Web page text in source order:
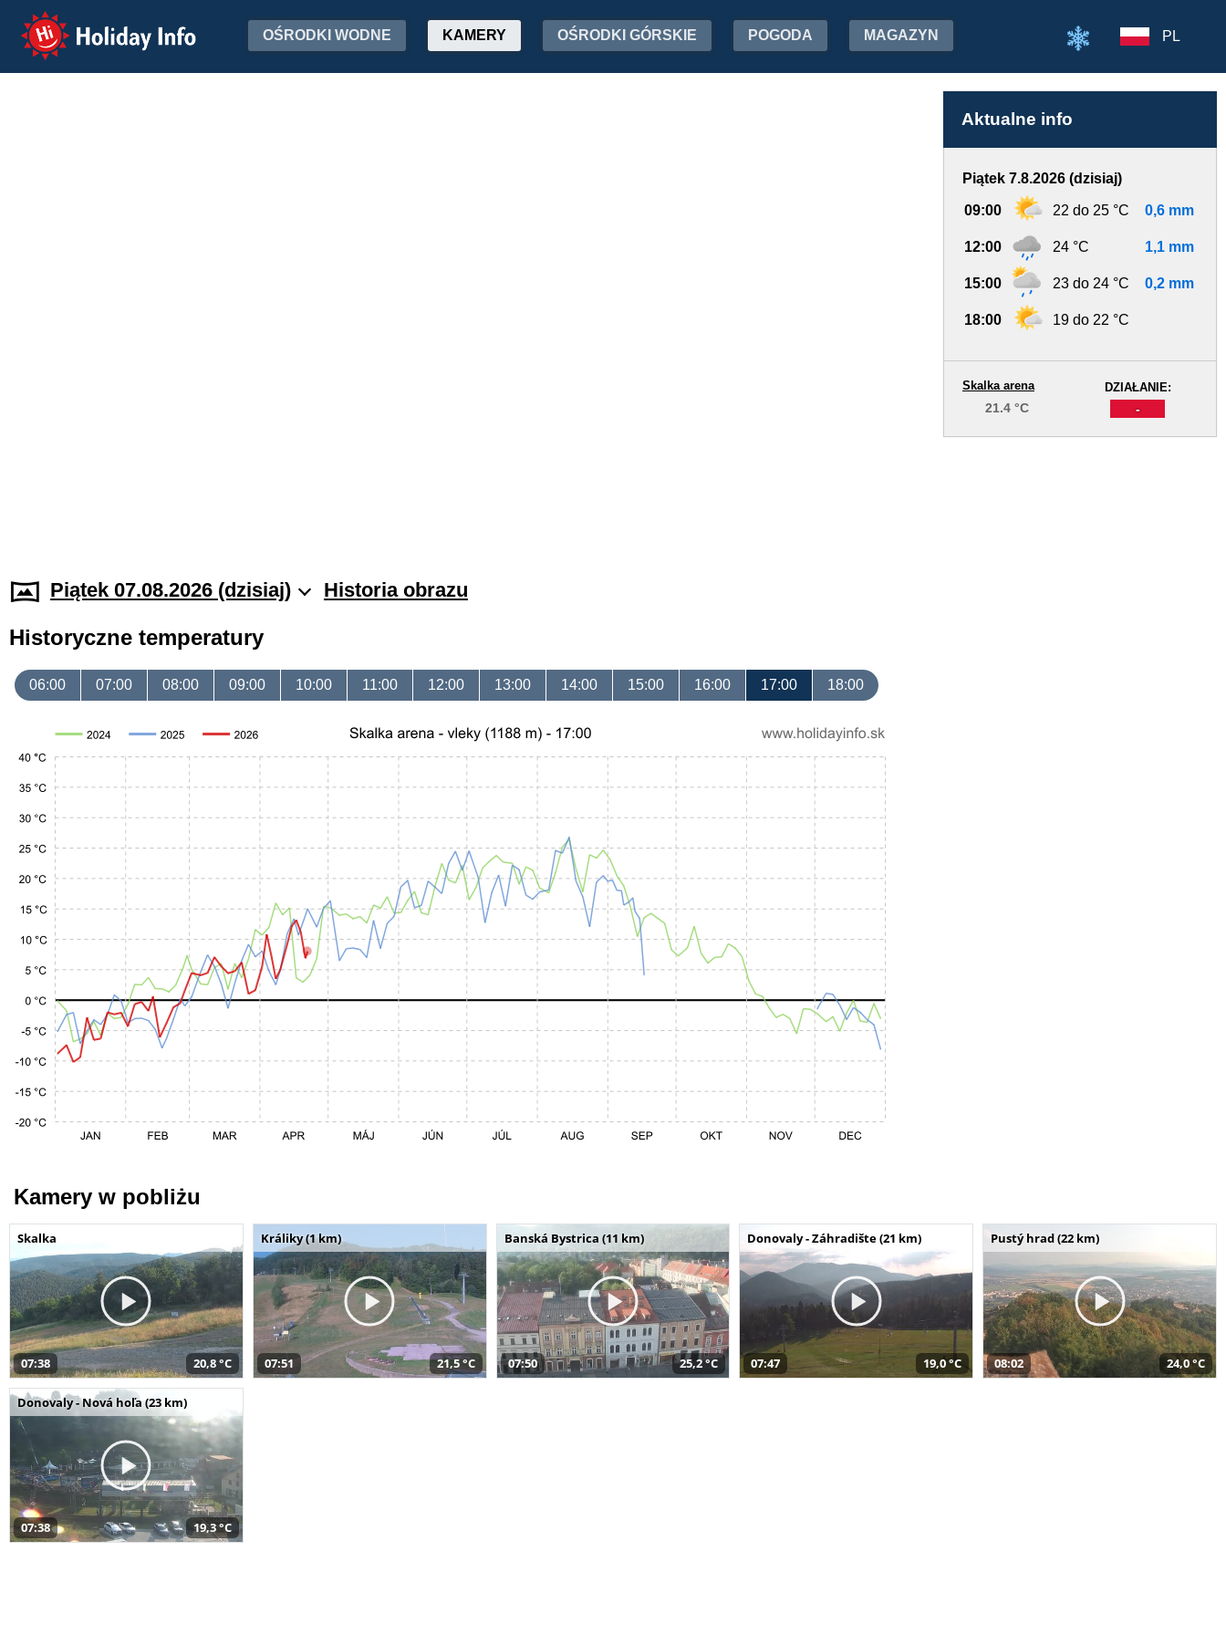
Holiday Info OŚRODKI WODNE KAMERY OŚRODKI GÓRSKIE POGODA MAGAZYN PL
Aktualne info
Piątek 7.8.2026 (dzisiaj)
09:00 22 do 25 °C 0,6 mm
12:00 24 °C 1,1 mm
15:00 23 do 24 °C 0,2 mm
18:00 19 do 22 °C
DZIAŁANIE:
-
Skalka arena
21.4 °C
Piątek 07.08.2026 (dzisiaj) Historia obrazu
Historyczne temperatury
06:00 07:00 08:00 09:00 10:00 11:00 12:00 13:00 14:00 15:00 16:00 17:00 18:00
Kamery w pobliżu
Skalka
07:38 20,8 °C
Králiky (1 km)
07:51 21,5 °C
Banská Bystrica (11 km)
07:50 25,2 °C
Donovaly - Záhradište (21 km)
07:47 19,0 °C
Pustý hrad (22 km)
08:02 24,0 °C
Donovaly - Nová hoľa (23 km)
07:38 19,3 °C